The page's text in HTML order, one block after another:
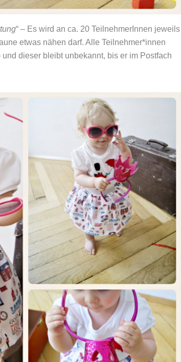
“ – Es wird an ca. 20 TeilnehmerInnen jeweils
etwas nähen darf. Alle Teilnehmer*innen
dieser bleibt unbekannt, bis er im Postfach